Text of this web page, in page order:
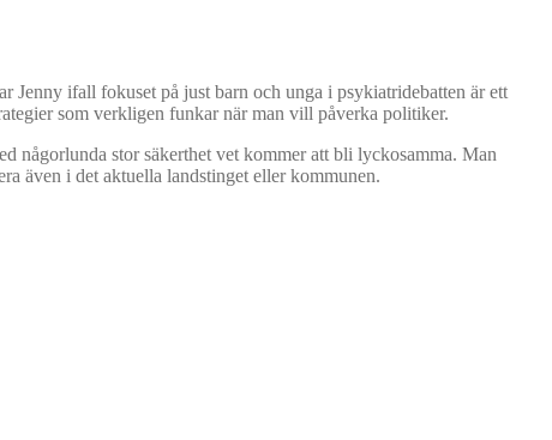
Jenny ifall fokuset på just barn och unga i psykiatridebatten är ett
som verkligen funkar när man vill påverka politiker.
någorlunda stor säkerthet vet kommer att bli lyckosamma. Man
även i det aktuella landstinget eller kommunen.